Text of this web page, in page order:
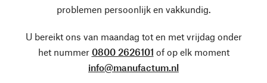
problemen persoonlijk en vakkundig.
U bereikt ons van maandag tot en met vrijdag onder
het nummer 0800 2626101 of op elk moment
info@manufactum.nl